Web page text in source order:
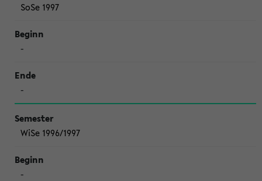
SoSe 1997
-
-
WiSe 1996/1997
-